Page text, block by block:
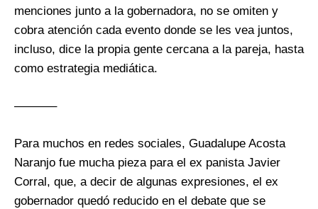
menciones junto a la gobernadora, no se omiten y
cobra atención cada evento donde se les vea juntos,
incluso, dice la propia gente cercana a la pareja, hasta
como estrategia mediática.
———–
Para muchos en redes sociales, Guadalupe Acosta
Naranjo fue mucha pieza para el ex panista Javier
Corral, que, a decir de algunas expresiones, el ex
gobernador quedó reducido en el debate que se